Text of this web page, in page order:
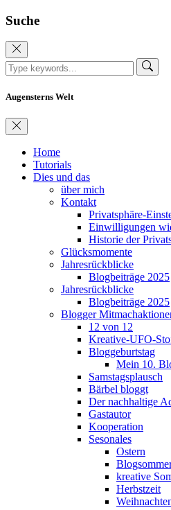
Suche
Augensterns Welt
Home
Tutorials
Dies und das
über mich
Kontakt
Privatsphäre-
Einwilligungen
Historie der
Glücksmomente
Jahresrückblicke
Blogbeiträge 2025
Jahresrückblicke
Blogbeiträge 2025
Blogger
12 von 12
Kreative-UFO-
Bloggeburtstag
Mein 10.
Samstagsplausch
Bärbel bloggt
Der nachhaltige
Gastautor
Kooperation
Sesonales
Ostern
kreative
Herbstzeit